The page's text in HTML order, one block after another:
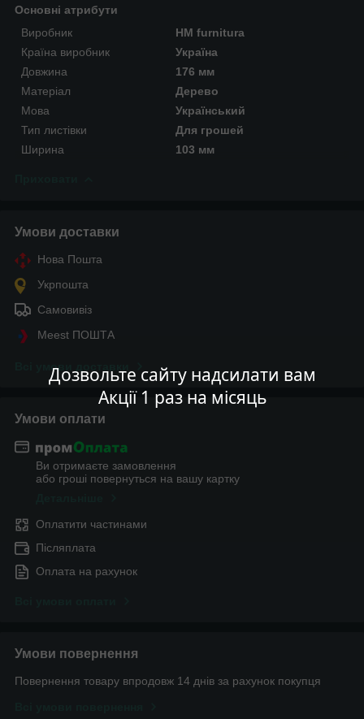
Дозвольте сайту надсилати вам
Акції 1 раз на місяць
Основні атрибути
Виробник
HM furnitura
Країна виробник
Україна
Довжина
176 мм
Матеріал
Дерево
Мова
Український
Тип листівки
Для грошей
Ширина
103 мм
Умови доставки
Нова Пошта
Укрпошта
Самовивіз
Meest ПОШТА
Всі умови доставки
Умови оплати
Ви отримаєте замовлення
або гроші повернуться на вашу картку
Оплатити частинами
Післяплата
Оплата на рахунок
Умови повернення
Повернення товару впродовж 14 днів за рахунок покупця